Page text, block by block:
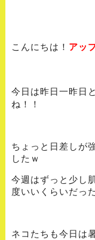
こんにちは！ アッ
今日は昨日一昨日
ね！！
ちょっと日差しが
したｗ
今週はずっと少し
度いいくらいだっ
ネコたちも今日は